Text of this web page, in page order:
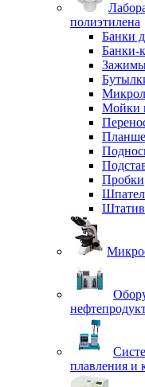
полиэтилена
Банки
Банки-
Мойки
Пробки
плавления и